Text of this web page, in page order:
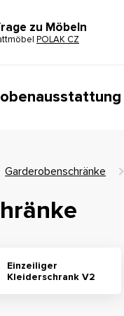
zu Möbeln
POLAK CZ
Garderobenschränke
Einzeiliger
Kleiderschrank V2